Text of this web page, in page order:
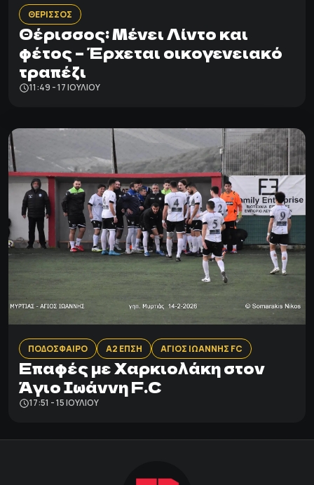
ΘΕΡΙΣΣΟΣ
Θέρισσος: Μένει Λίντο και
φέτος – Έρχεται οικογενειακό
τραπέζι
11:49 - 17 ΙΟΥΛΊΟΥ
ΠΟΔΟΣΦΑΙΡΟ Α2 ΕΠΣΗ ΑΓΙΟΣ ΙΩΑΝΝΗΣ FC
Eπαφές με Χαρκιολάκη στον
Άγιο Ιωάννη F.C
17:51 - 15 ΙΟΥΛΊΟΥ